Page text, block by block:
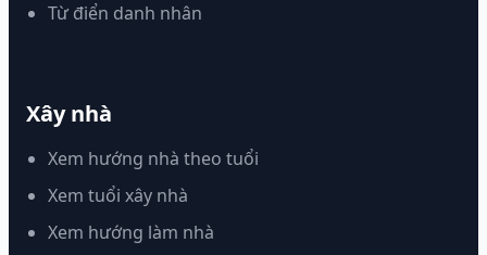
Từ điển danh nhân
Xây nhà
Xem hướng nhà theo tuổi
Xem tuổi xây nhà
Xem hướng làm nhà